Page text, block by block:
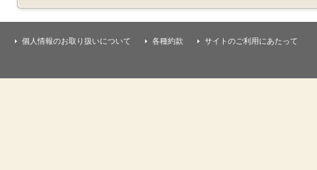
個人情報のお取り扱いについて 各種約款 サイトのご利用にあたって